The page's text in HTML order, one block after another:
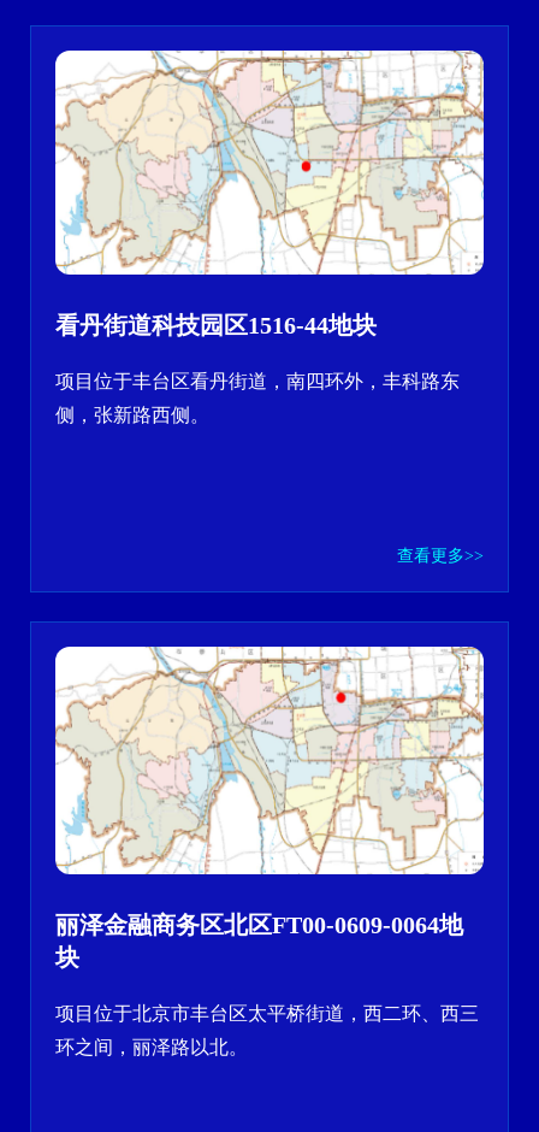
看丹街道科技园区1516-44地块
项目位于丰台区看丹街道，南四环外，丰科路东
侧，张新路西侧。
查看更多>>
丽泽金融商务区北区FT00-0609-0064地
块
项目位于北京市丰台区太平桥街道，西二环、西三
环之间，丽泽路以北。